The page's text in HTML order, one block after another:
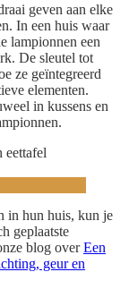
geven aan elke
In een huis waar
lampionnen een
De sleutel tot
ze geïntegreerd
elementen.
in kussens en
in hun huis, kun je
geplaatste
blog overEen
geur en